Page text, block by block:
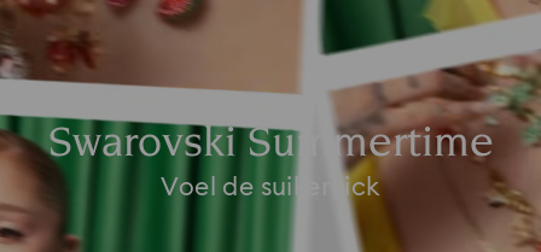
Swarovski Summertime
Voel de suikerkick